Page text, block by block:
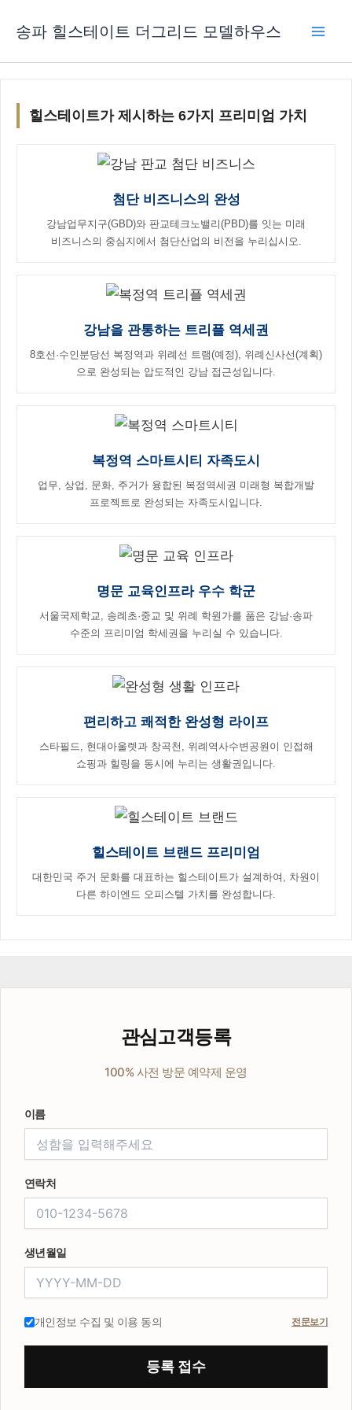
건너뛰기
송파 힐스테이트 더그리드 모델하우스
힐스테이트가 제시하는 6가지 프리미엄 가치
첨단 비즈니스의 완성
강남업무지구(GBD)와 판교테크노밸리(PBD)를 잇는 미래
비즈니스의 중심지에서 첨단산업의 비전을 누리십시오.
강남을 관통하는 트리플 역세권
8호선·수인분당선 복정역과 위례선 트램(예정), 위례신사선(계획)
으로 완성되는 압도적인 강남 접근성입니다.
복정역 스마트시티 자족도시
업무, 상업, 문화, 주거가 융합된 복정역세권 미래형 복합개발
프로젝트로 완성되는 자족도시입니다.
명문 교육인프라 우수 학군
서울국제학교, 송례초·중교 및 위례 학원가를 품은 강남·송파
수준의 프리미엄 학세권을 누리실 수 있습니다.
편리하고 쾌적한 완성형 라이프
스타필드, 현대아울렛과 창곡천, 위례역사수변공원이 인접해
쇼핑과 힐링을 동시에 누리는 생활권입니다.
힐스테이트 브랜드 프리미엄
대한민국 주거 문화를 대표하는 힐스테이트가 설계하여, 차원이
다른 하이엔드 오피스텔 가치를 완성합니다.
관심고객등록
100% 사전 방문 예약제 운영
이름
연락처
생년월일
개인정보 수집 및 이용 동의 전문보기
등록 접수